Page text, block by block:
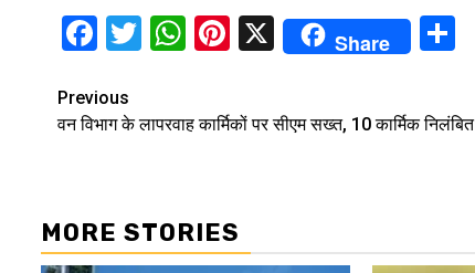
Facebook
Twitter
WhatsApp
Pinterest
X Share
Continue
Reading
Previous
वन विभाग के लापरवाह कार्मिकों पर सीएम सख्‍त, 10 कार्मिक निलंबित
MORE STORIES